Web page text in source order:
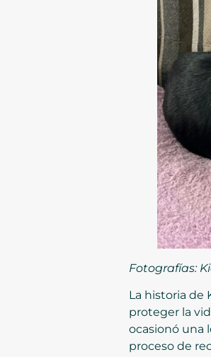
Fotografías:
La historia de
proteger la
ocasionó una
proceso de